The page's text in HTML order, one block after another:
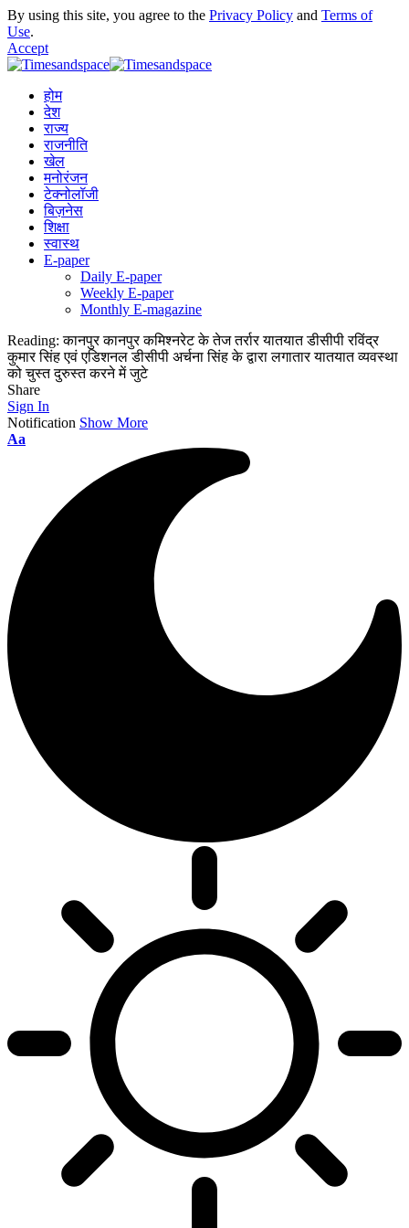
By using this site, you agree to the Privacy Policy and Terms of
Use.
Accept
होम
देश
राज्य
राजनीति
खेल
मनोरंजन
टेक्नोलॉजी
बिज़नेस
शिक्षा
स्वास्थ
E-paper
Daily E-paper
Weekly E-paper
Monthly E-magazine
Reading: कानपुर कानपुर कमिश्नरेट के तेज तर्रार यातयात डीसीपी रविंद्र
कुमार सिंह एवं एडिशनल डीसीपी अर्चना सिंह के द्वारा लगातार यातयात व्यवस्था
को चुस्त दुरुस्त करने में जुटे
Share
Sign In
Notification Show More
Aa